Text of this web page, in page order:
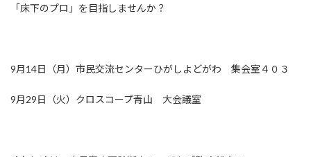
時
「床下のプロ」を目指しませんか？
9月14日（月）市民交流センターひがしよどがわ 集会室４０３
9月29日（火）クロスコープ青山 大会議室